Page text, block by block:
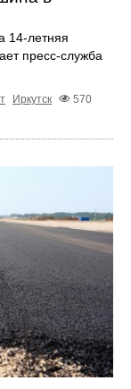
14‑летняя
пресс‑служба
Иркутск
570